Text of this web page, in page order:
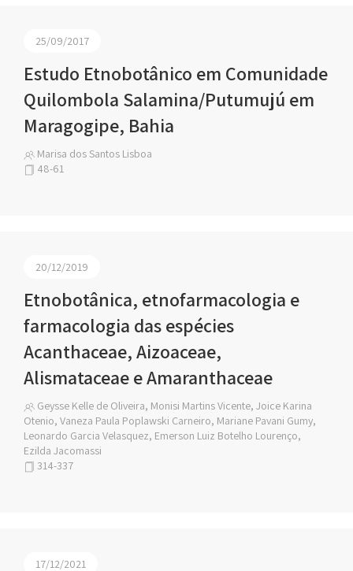
25/09/2017
Estudo Etnobotânico em Comunidade
Quilombola Salamina/Putumujú em
Maragogipe, Bahia
Marisa dos Santos Lisboa
48-61
20/12/2019
Etnobotânica, etnofarmacologia e
farmacologia das espécies
Acanthaceae, Aizoaceae,
Alismataceae e Amaranthaceae
Geysse Kelle de Oliveira, Monisi Martins Vicente, Joice Karina
Otenio, Vaneza Paula Poplawski Carneiro, Mariane Pavani Gumy,
Leonardo Garcia Velasquez, Emerson Luiz Botelho Lourenço,
Ezilda Jacomassi
314-337
17/12/2021